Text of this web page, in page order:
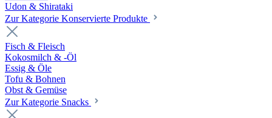
Udon & Shirataki
Zur Kategorie Konservierte Produkte
Fisch & Fleisch
Kokosmilch & -Öl
Essig & Öle
Tofu & Bohnen
Obst & Gemüse
Zur Kategorie Snacks